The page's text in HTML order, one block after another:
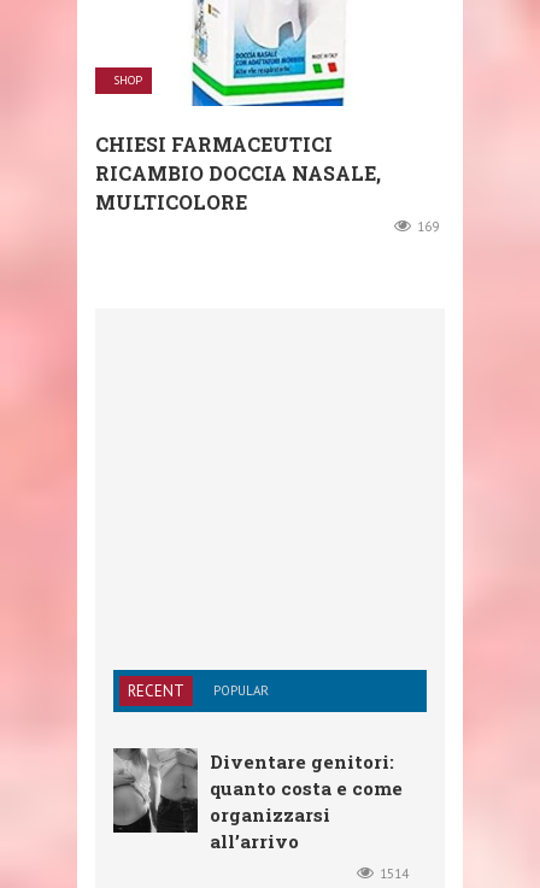
SHOP
CHIESI FARMACEUTICI
RICAMBIO DOCCIA NASALE,
MULTICOLORE
169
RECENT POPULAR
Diventare genitori:
quanto costa e come
organizzarsi
all’arrivo
1514